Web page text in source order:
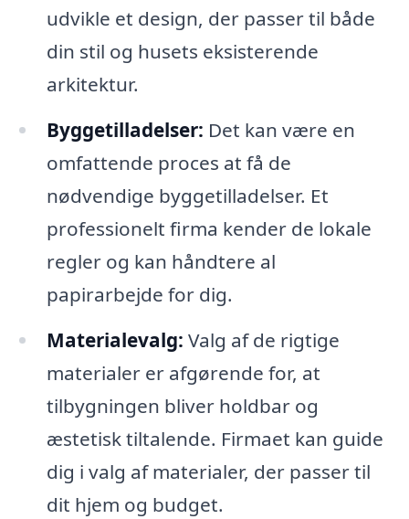
udvikle et design, der passer til både
din stil og husets eksisterende
arkitektur.
Byggetilladelser: Det kan være en
omfattende proces at få de
nødvendige byggetilladelser. Et
professionelt firma kender de lokale
regler og kan håndtere al
papirarbejde for dig.
Materialevalg: Valg af de rigtige
materialer er afgørende for, at
tilbygningen bliver holdbar og
æstetisk tiltalende. Firmaet kan guide
dig i valg af materialer, der passer til
dit hjem og budget.